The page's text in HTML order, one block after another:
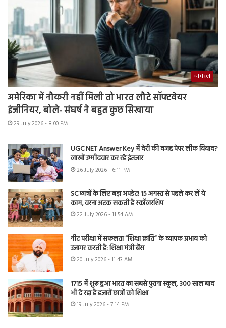
वायरल
अमेरिका में नौकरी नहीं मिली तो भारत लौटे सॉफ्टवेयर
इंजीनियर, बोले- संघर्ष ने बहुत कुछ सिखाया
29 July 2026 - 8:00 PM
UGC NET Answer Key में देरी की वजह पेपर लीक विवाद?
लाखों उम्मीदवार कर रहे इंतजार
26 July 2026 - 6:11 PM
SC छात्रों के लिए बड़ा अपडेट! 15 अगस्त से पहले कर लें ये
काम, वरना अटक सकती है स्कॉलरशिप
22 July 2026 - 11:54 AM
नीट परीक्षा में सफलता “शिक्षा क्रांति” के व्यापक प्रभाव को
उजागर करती है: शिक्षा मंत्री बैंस
20 July 2026 - 11:43 AM
1715 में शुरू हुआ भारत का सबसे पुराना स्कूल, 300 साल बाद
भी दे रहा है हजारों छात्रों को शिक्षा
19 July 2026 - 7:14 PM